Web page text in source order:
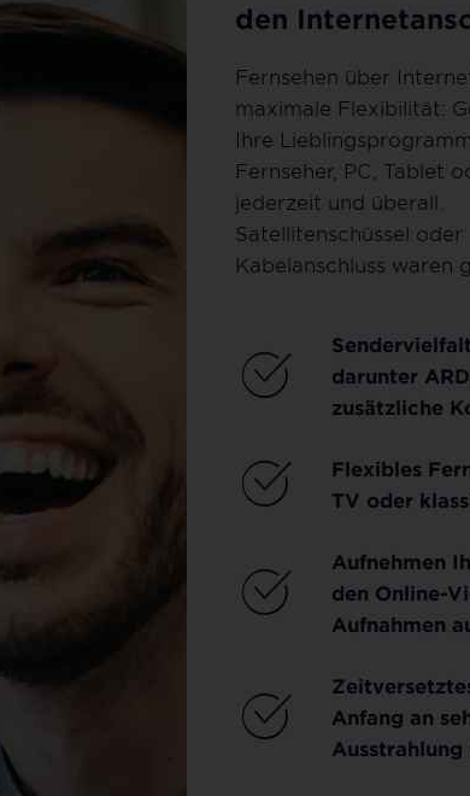
den
Fernsehen über
maximale Flexibilität:
Ihre
Fernseher, PC, Tablet
jederzeit und überall.
Satellitenschüssel oder
Kabelanschluss waren
darunter
zusätzliche
Flexibles
TV oder
Aufnehmen
den Online-
Aufnahmen
Anfang an